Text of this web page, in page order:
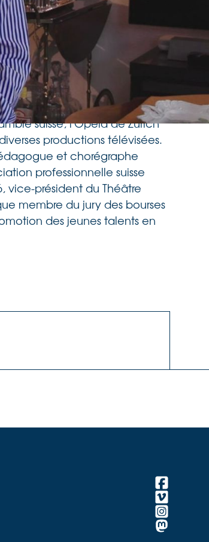
de ballet de Zurich
, où il a
1982. Sa carrière
il a d'abord été
à Manille. De 1988 à 1990,
suisse, l'Opéra de Zurich
productions télévisées.
et chorégraphe
professionnelle suisse
vice-président du Théâtre
membre du jury des bourses
des jeunes talents en